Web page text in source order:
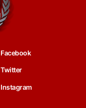
Facebook
Twitter
Instagram